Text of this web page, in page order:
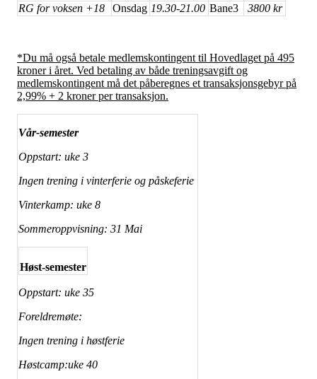
RG for voksen +18
Onsdag 19.30-21.00 Bane3 3800 kr
*Du må også betale medlemskontingent til Hovedlaget på 495
kroner i året. Ved betaling av både treningsavgift og
medlemskontingent må det påberegnes et transaksjonsgebyr på
2,99% + 2 kroner per transaksjon.
Vår-semester
Oppstart: uke 3
Ingen trening i vinterferie og påskeferie
Vinterkamp: uke 8
Sommeroppvisning: 31 Mai
Høst-semester
Oppstart: uke 35
Foreldremøte:
Ingen trening i høstferie
Høstcamp:uke 40